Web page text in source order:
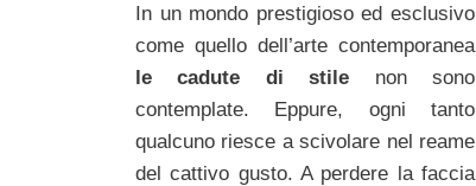
In un mondo prestigioso ed esclusivo
come quello dell’arte contemporanea
le cadute di stile non sono
contemplate. Eppure, ogni tanto
qualcuno riesce a scivolare nel reame
del cattivo gusto. A perdere la faccia